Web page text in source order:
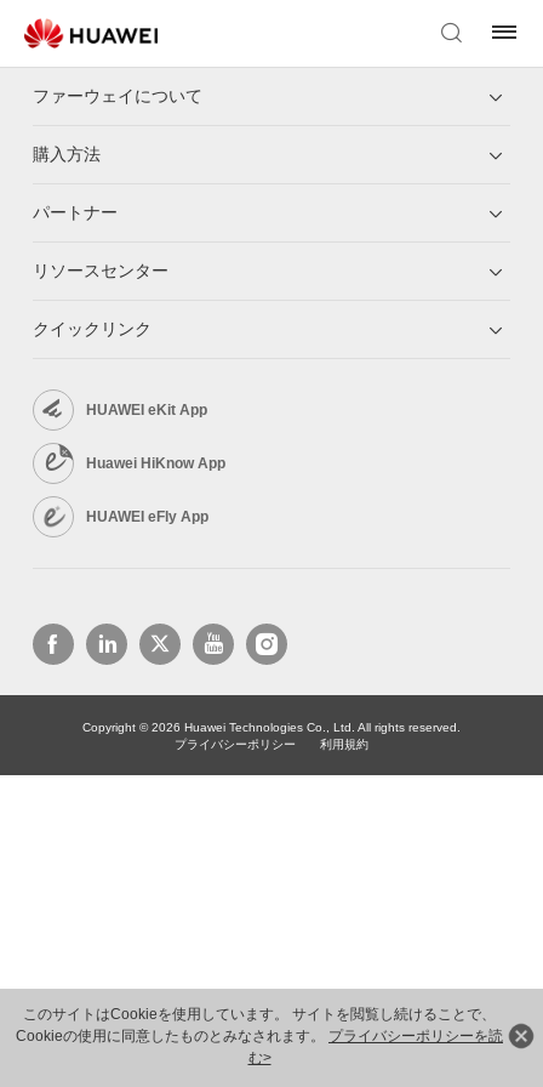
このサイトはCookieを使用しています。 サイトを閲覧し続けることで、
Cookieの使用に同意したものとみなされます。 プライバシーポリシーを読
む>
ファーウェイについて
購入方法
パートナー
リソースセンター
クイックリンク
HUAWEI eKit App
Huawei HiKnow App
HUAWEI eFly App
Copyright © 2026 Huawei Technologies Co., Ltd. All rights reserved.
プライバシーポリシー
利用規約